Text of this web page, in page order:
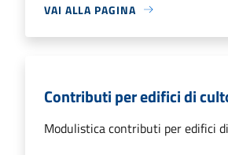
VAI ALLA PAGINA
Contributi per edifici di
Modulistica contributi per edifici